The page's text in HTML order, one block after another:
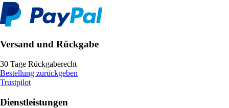
Versand und Rückgabe
30 Tage Rückgaberecht
Bestellung zurückgeben
Trustpilot
Dienstleistungen